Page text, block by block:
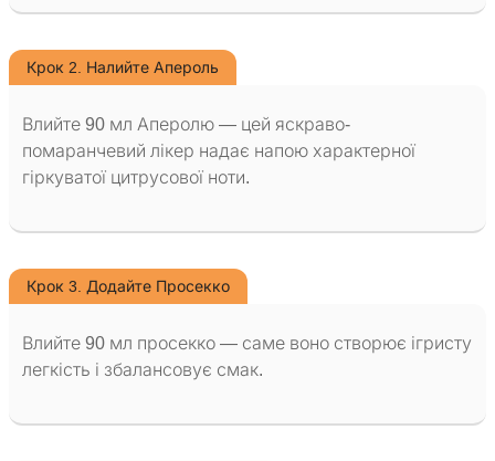
Крок 2. Налийте Апероль
Влийте 90 мл Аперолю — цей яскраво-
помаранчевий лікер надає напою характерної
гіркуватої цитрусової ноти.
Крок 3. Додайте Просекко
Влийте 90 мл просекко — саме воно створює ігристу
легкість і збалансовує смак.